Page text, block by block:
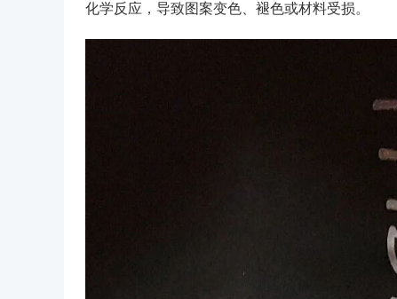
化学反应，导致图案变色、褪色或材料受损。